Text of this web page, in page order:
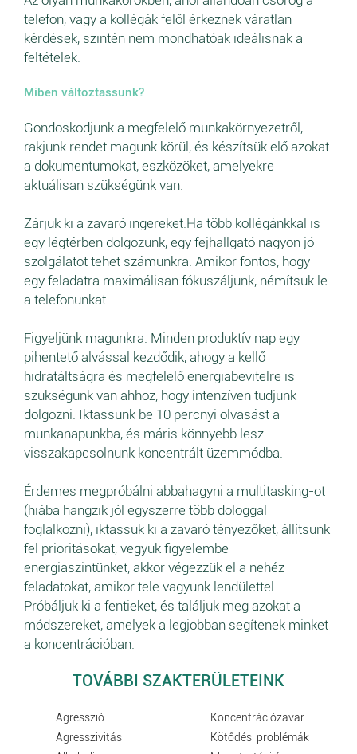
telefon, vagy a kollégák felől érkeznek váratlan
kérdések, szintén nem mondhatóak ideálisnak a
feltételek.
Miben változtassunk?
Gondoskodjunk a megfelelő munkakörnyezetről,
rakjunk rendet magunk körül, és készítsük elő azokat
a dokumentumokat, eszközöket, amelyekre
aktuálisan szükségünk van.
Zárjuk ki a zavaró ingereket.Ha több kollégánkkal is
egy légtérben dolgozunk, egy fejhallgató nagyon jó
szolgálatot tehet számunkra. Amikor fontos, hogy
egy feladatra maximálisan fókuszáljunk, némítsuk le
a telefonunkat.
Figyeljünk magunkra. Minden produktív nap egy
pihentető alvással kezdődik, ahogy a kellő
hidratáltságra és megfelelő energiabevitelre is
szükségünk van ahhoz, hogy intenzíven tudjunk
dolgozni. Iktassunk be 10 percnyi olvasást a
munkanapunkba, és máris könnyebb lesz
visszakapcsolnunk koncentrált üzemmódba.
Érdemes megpróbálni abbahagyni a multitasking-ot
(hiába hangzik jól egyszerre több dologgal
foglalkozni), iktassuk ki a zavaró tényezőket, állítsunk
fel prioritásokat, vegyük figyelembe
energiaszintünket, akkor végezzük el a nehéz
feladatokat, amikor tele vagyunk lendülettel.
Próbáljuk ki a fentieket, és találjuk meg azokat a
módszereket, amelyek a legjobban segítenek minket
a koncentrációban.
TOVÁBBI SZAKTERÜLETEINK
Agresszió
Agresszivitás
Koncentrációzavar
Kötődési problémák